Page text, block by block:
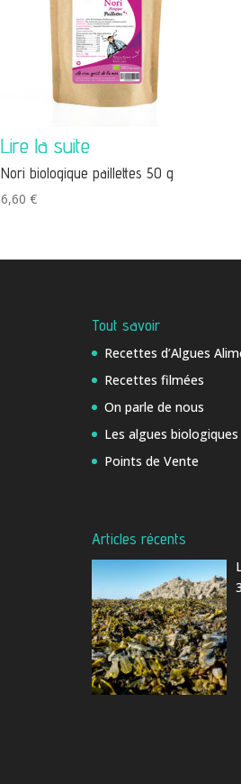
Nori biologique paillettes 50 g
6,60€
Tout savoir
Recettes d’Algues
Recettes filmées
On parle de nous
Les algues biologiques
Points de Vente
Articles récents